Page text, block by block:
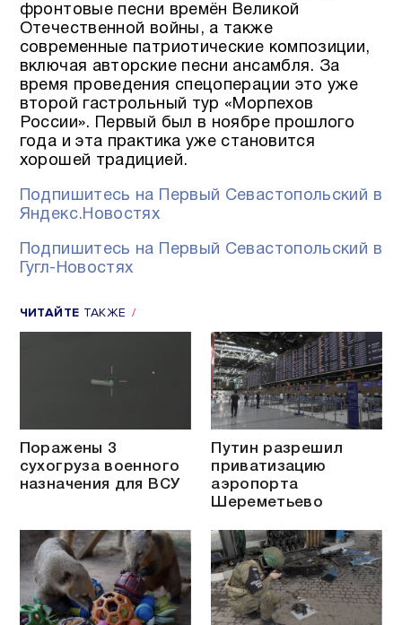
фронтовые песни времён Великой
Отечественной войны, а также
современные патриотические композиции,
включая авторские песни ансамбля. За
время проведения спецоперации это уже
второй гастрольный тур «Морпехов
России». Первый был в ноябре прошлого
года и эта практика уже становится
хорошей традицией.
Подпишитесь на Первый Севастопольский в
Яндекс.Новостях
Подпишитесь на Первый Севастопольский в
Гугл-Новостях
ЧИТАЙТЕ ТАКЖЕ
Поражены 3
сухогруза военного
назначения для ВСУ
Путин разрешил
приватизацию
аэропорта
Шереметьево